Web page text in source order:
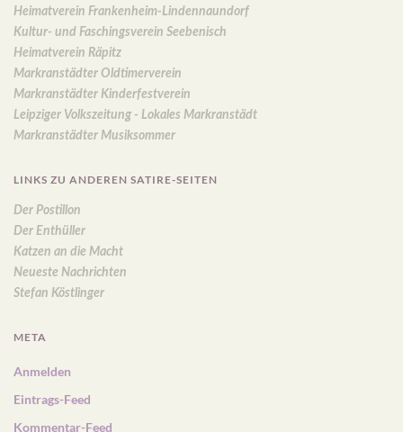
Heimatverein Frankenheim-Lindennaundorf
Kultur- und Faschingsverein Seebenisch
Heimatverein Räpitz
Markranstädter Oldtimerverein
Markranstädter Kinderfestverein
Leipziger Volkszeitung - Lokales Markranstädt
Markranstädter Musiksommer
LINKS ZU ANDEREN SATIRE-SEITEN
Der Postillon
Der Enthüller
Katzen an die Macht
Neueste Nachrichten
Stefan Köstlinger
META
Anmelden
Eintrags-Feed
Kommentar-Feed